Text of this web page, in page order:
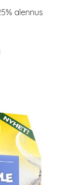
alennus